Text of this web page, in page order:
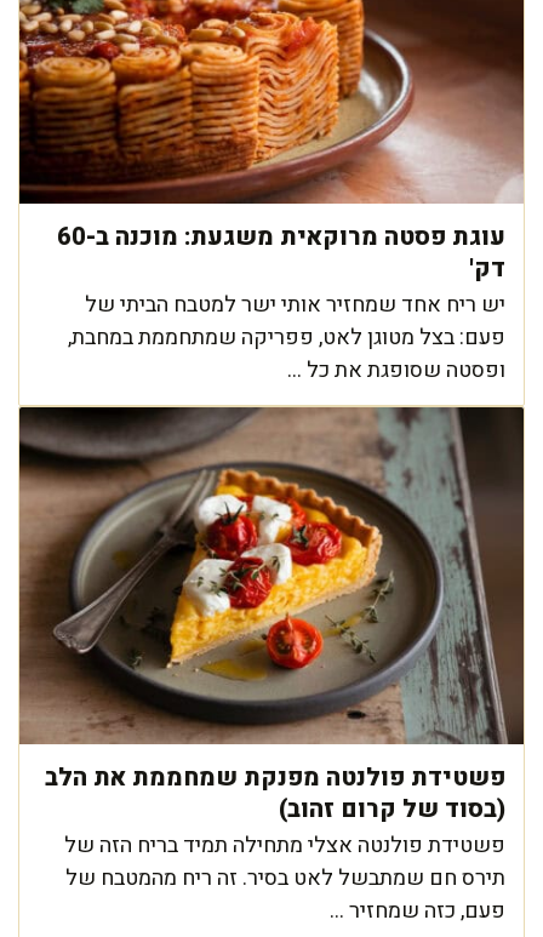
עוגת פסטה מרוקאית משגעת: מוכנה ב-60
דק'
יש ריח אחד שמחזיר אותי ישר למטבח הביתי של
פעם: בצל מטוגן לאט, פפריקה שמתחממת במחבת,
ופסטה שסופגת את כל ...
פשטידת פולנטה מפנקת שמחממת את הלב
(בסוד של קרום זהוב)
פשטידת פולנטה אצלי מתחילה תמיד בריח הזה של
תירס חם שמתבשל לאט בסיר. זה ריח מהמטבח של
פעם, כזה שמחזיר ...